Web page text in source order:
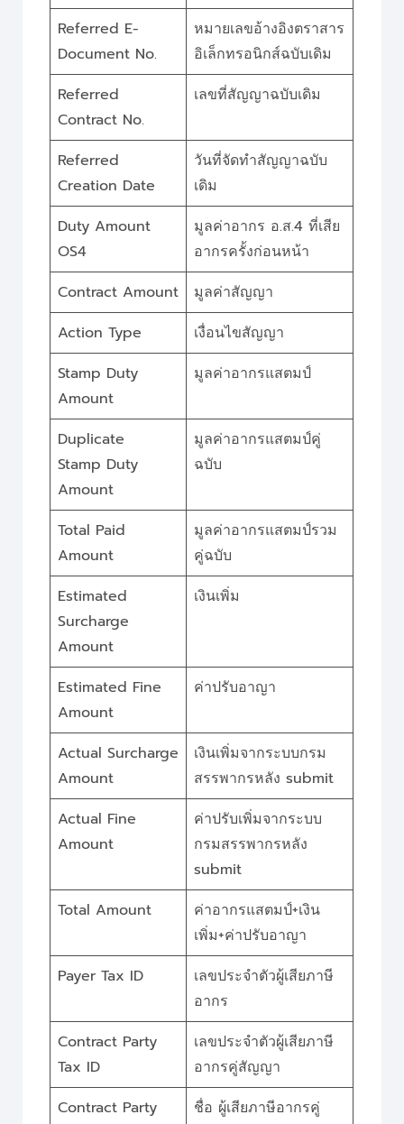
Referred E-
Document No.
หมายเลขอ้างอิงตราสาร
อิเล็กทรอนิกส์ฉบับเดิม
Referred
Contract No.
เลขที่สัญญาฉบับเดิม
Referred
Creation Date
วันที่จัดทำสัญญาฉบับ
เดิม
Duty Amount
OS4
มูลค่าอากร อ.ส.4 ที่เสีย
อากรครั้งก่อนหน้า
Contract Amount
มูลค่าสัญญา
Action Type
เงื่อนไขสัญญา
Stamp Duty
Amount
มูลค่าอากรแสตมป์
Duplicate
Stamp Duty
Amount
มูลค่าอากรแสตมป์คู่
ฉบับ
Total Paid
Amount
มูลค่าอากรแสตมป์รวม
คู่ฉบับ
Estimated
Surcharge
Amount
เงินเพิ่ม
Estimated Fine
Amount
ค่าปรับอาญา
Actual Surcharge
Amount
เงินเพิ่มจากระบบกรม
สรรพากรหลัง submit
Actual Fine
Amount
ค่าปรับเพิ่มจากระบบ
กรมสรรพากรหลัง
submit
Total Amount
ค่าอากรแสตมป์+เงิน
เพิ่ม+ค่าปรับอาญา
Payer Tax ID
เลขประจำตัวผู้เสียภาษี
อากร
Contract Party
Tax ID
เลขประจำตัวผู้เสียภาษี
อากรคู่สัญญา
Contract Party
ชื่อ ผู้เสียภาษีอากรคู่